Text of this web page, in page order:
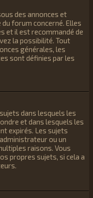
des annonces et
forum concerné. Elles
et il est recommandé de
la possibilité. Tout
générales, les
sont définies par les
dans lesquels les
et dans lesquels les
expirés. Les sujets
ou un
raisons. Vous
propres sujets, si cela a